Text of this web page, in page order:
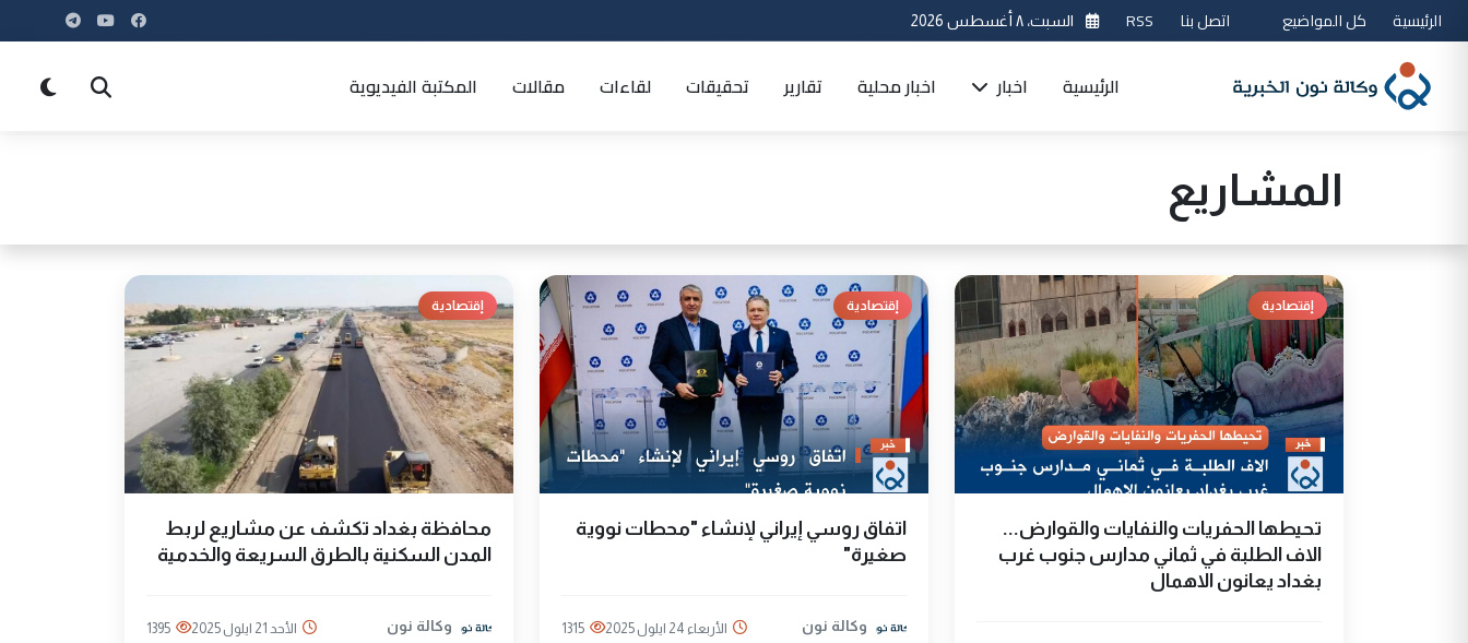
الرئيسية كل المواضيع اتصل بنا RSS السبت، ٨ أغسطس 2026
الرئيسية اخبار اخبار محلية تقارير تحقيقات لقاءات مقالات المكتبة الفيديوية
المشاريع
إقتصادية
تحيطها الحفريات والنفايات والقوارض...
الاف الطلبة في ثماني مدارس جنوب غرب
بغداد يعانون الاهمال
إقتصادية
اتفاق روسي إيراني لإنشاء "محطات نووية
صغيرة"
وكالة نون الأربعاء 24 ايلول 2025 1315
إقتصادية
محافظة بغداد تكشف عن مشاريع لربط
المدن السكنية بالطرق السريعة والخدمية
وكالة نون الأحد 21 ايلول 2025 1395